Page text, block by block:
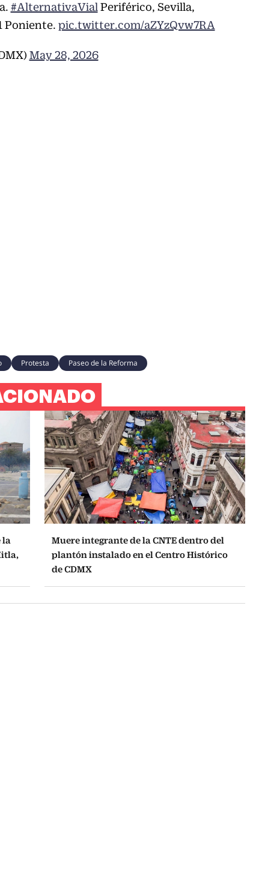
#AlternativaVial Periférico, Sevilla,
Poniente. pic.twitter.com/aZYzQvw7RA
May 28, 2026
Protesta Paseo de la Reforma
la
Muere integrante de la CNTE dentro del
plantón instalado en el Centro Histórico
de CDMX